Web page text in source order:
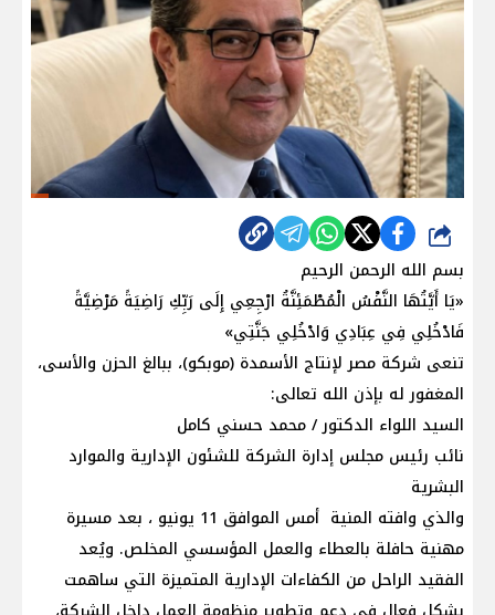
شارك
بسم الله الرحمن الرحيم
​«يَا أَيَّتُهَا النَّفْسُ الْمُطْمَئِنَّةُ ارْجِعِي إِلَى رَبِّكِ رَاضِيَةً مَرْضِيَّةً
فَادْخُلِي فِي عِبَادِي وَادْخُلِي جَنَّتِي»
​تنعى شركة مصر لإنتاج الأسمدة (موبكو)، ببالغ الحزن والأسى،
المغفور له بإذن الله تعالى:
​السيد اللواء الدكتور / محمد حسني كامل
​نائب رئيس مجلس إدارة الشركة للشئون الإدارية والموارد
البشرية
​والذي وافته المنية أمس الموافق 11 يونيو ، بعد مسيرة
مهنية حافلة بالعطاء والعمل المؤسسي المخلص. ويُعد
الفقيد الراحل من الكفاءات الإدارية المتميزة التي ساهمت